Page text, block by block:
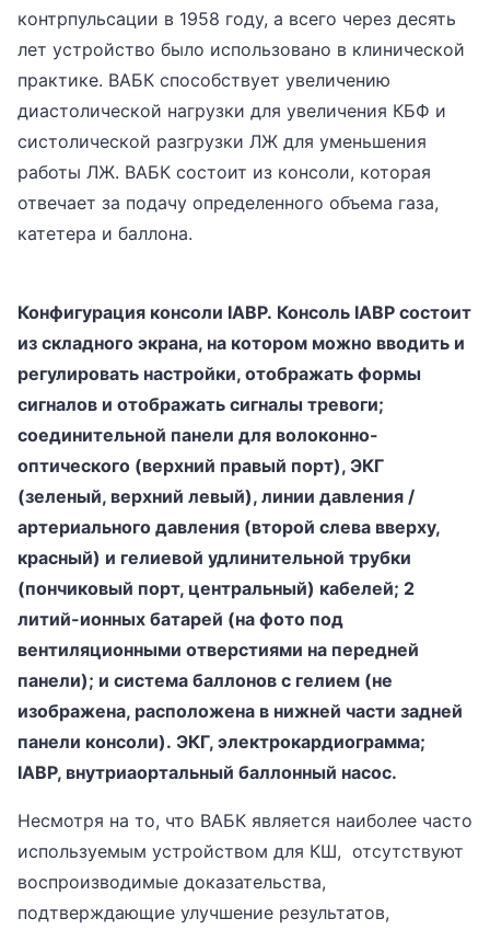
контрпульсации в 1958 году, а всего через десять
лет устройство было использовано в клинической
практике. ВАБК способствует увеличению
диастолической нагрузки для увеличения КБФ и
систолической разгрузки ЛЖ для уменьшения
работы ЛЖ. ВАБК состоит из консоли, которая
отвечает за подачу определенного объема газа,
катетера и баллона.
Конфигурация консоли IABP. Консоль IABP состоит
из складного экрана, на котором можно вводить и
регулировать настройки, отображать формы
сигналов и отображать сигналы тревоги;
соединительной панели для волоконно-
оптического (верхний правый порт), ЭКГ
(зеленый, верхний левый), линии давления /
артериального давления (второй слева вверху,
красный) и гелиевой удлинительной трубки
(пончиковый порт, центральный) кабелей; 2
литий-ионных батарей (на фото под
вентиляционными отверстиями на передней
панели); и система баллонов с гелием (не
изображена, расположена в нижней части задней
панели консоли). ЭКГ, электрокардиограмма;
IABP, внутриаортальный баллонный насос.
Несмотря на то, что ВАБК является наиболее часто
используемым устройством для КШ, отсутствуют
воспроизводимые доказательства,
подтверждающие улучшение результатов,